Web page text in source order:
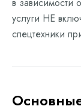
услуги НЕ
спецтехники